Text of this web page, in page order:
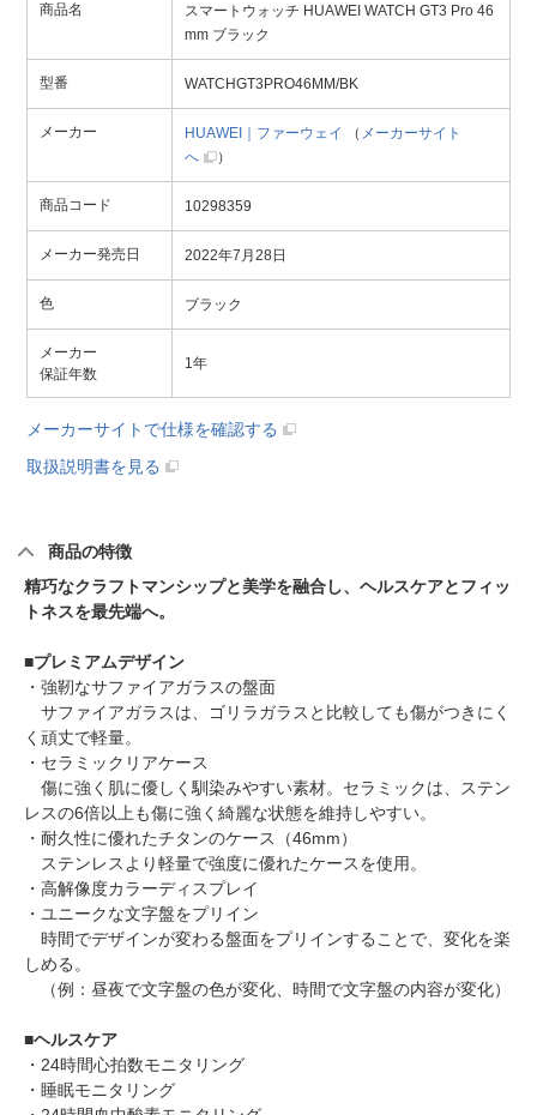
商品名
スマートウォッチ HUAWEI WATCH GT3 Pro 46
mm ブラック
型番 WATCHGT3PRO46MM/BK
メーカー HUAWEI｜ファーウェイ （ メーカーサイト
へ
）
商品コード 10298359
メーカー発売日 2022年7月28日
色 ブラック
メーカー
保証年数
1年
メーカーサイトで仕様を確認する
取扱説明書を見る
商品の特徴
精巧なクラフトマンシップと美学を融合し、ヘルスケアとフィッ
トネスを最先端へ。
■プレミアムデザイン
・強靭なサファイアガラスの盤面
サファイアガラスは、ゴリラガラスと比較しても傷がつきにく
く頑丈で軽量。
・セラミックリアケース
傷に強く肌に優しく馴染みやすい素材。セラミックは、ステン
レスの6倍以上も傷に強く綺麗な状態を維持しやすい。
・耐久性に優れたチタンのケース（46mm）
ステンレスより軽量で強度に優れたケースを使用。
・高解像度カラーディスプレイ
・ユニークな文字盤をプリイン
時間でデザインが変わる盤面をプリインすることで、変化を楽
しめる。
（例：昼夜で文字盤の色が変化、時間で文字盤の内容が変化）
■ヘルスケア
・24時間心拍数モニタリング
・睡眠モニタリング